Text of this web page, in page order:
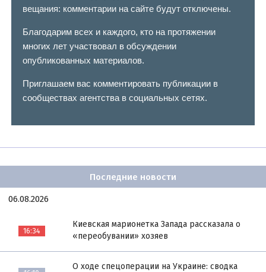
вещания: комментарии на сайте будут отключены.
Благодарим всех и каждого, кто на протяжении
многих лет участвовал в обсуждении
опубликованных материалов.
Приглашаем вас комментировать публикации в
сообществах агентства в социальных сетях.
Последние новости
06.08.2026
16:34
Киевская марионетка Запада рассказала о
«переобувании» хозяев
О ходе спецоперации на Украине: сводка